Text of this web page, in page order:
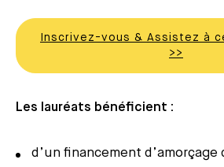
Inscrivez-vous & Assistez à
>>
Les lauréats bénéficient :
d’un financement